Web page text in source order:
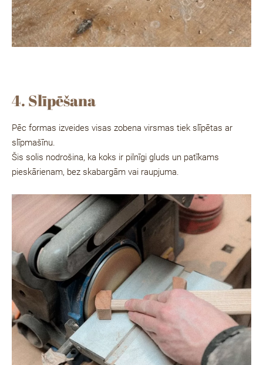
4. Slīpēšana
Pēc formas izveides visas zobena virsmas tiek slīpētas ar
slīpmašīnu.
Šis solis nodrošina, ka koks ir pilnīgi gluds un patīkams
pieskārienam, bez skabargām vai raupjuma.